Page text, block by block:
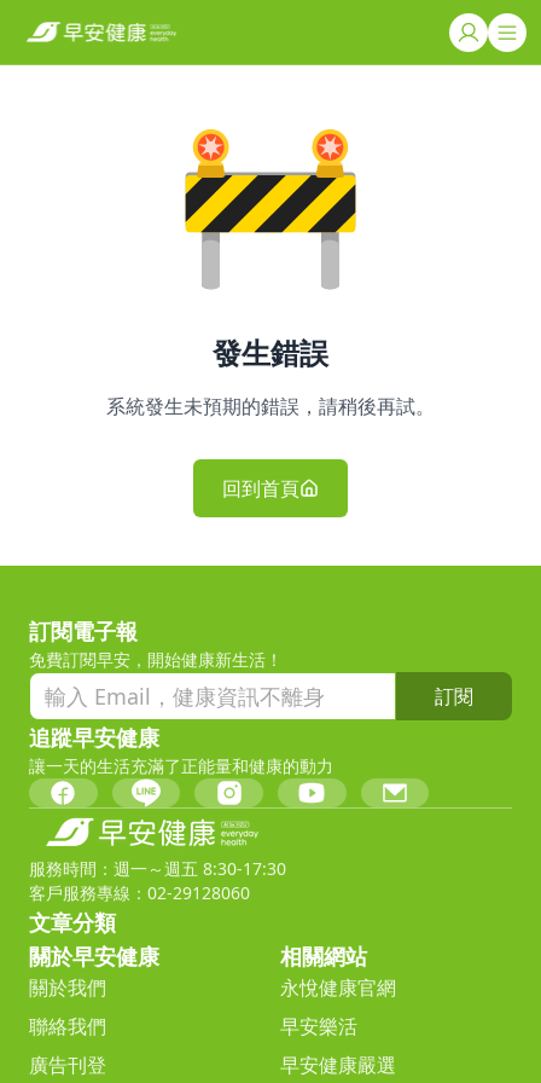
發生錯誤
系統發生未預期的錯誤，請稍後再試。
回到首頁
訂閱電子報
免費訂閱早安，開始健康新生活！
訂閱
追蹤早安健康
讓一天的生活充滿了正能量和健康的動力
服務時間：週一～週五 8:30-17:30
客戶服務專線：02-29128060
文章分類
關於早安健康
關於我們
聯絡我們
廣告刊登
相關網站
永悅健康官網
早安樂活
早安健康嚴選